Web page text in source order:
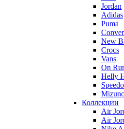
Jordan
Adidas
Puma
New
Crocs
Vans
On
Helly
Speedo
Коллекции
Air
Air